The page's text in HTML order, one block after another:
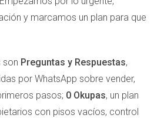
Laura, quien vendió su piso en
de invertir solo unos
pintura y algunos detalles
rápidamente gracias a
Y PLANOS
y marcamos un plan para que
son Preguntas y Respuestas,
por WhatsApp sobre vender,
pasos; 0 Okupas, un plan
con pisos vacíos, control